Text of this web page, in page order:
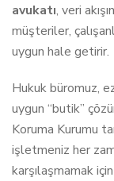
avukatı, veri
müşteriler,
uygun hale getirir.
Hukuk büromuz,
uygun “butik”
Koruma Kurumu
işletmeniz her
karşılaşmamak